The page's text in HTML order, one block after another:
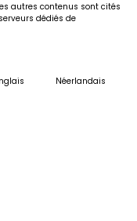
autres contenus sont cités
dédiés de
Néerlandais